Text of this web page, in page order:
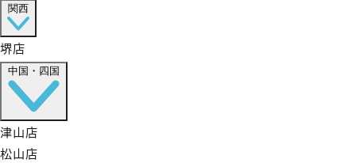
関西
堺店
中国・四国
津山店
松山店